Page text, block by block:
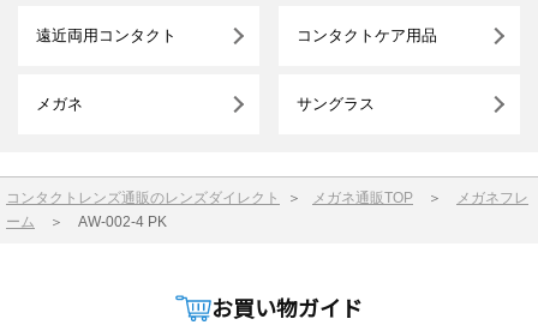
遠近両用コンタクト コンタクトケア用品
メガネ サングラス
コンタクトレンズ通販のレンズダイレクト ＞ メガネ通販TOP ＞
メガネフレ
ーム
＞ AW-002-4 PK
お買い物ガイド